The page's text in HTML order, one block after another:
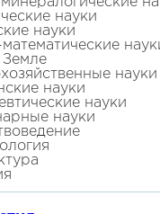
науки
науки
Земле
науки
науки
науки
науки